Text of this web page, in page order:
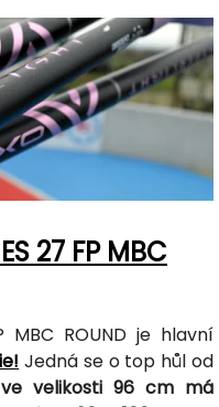
27 FP MBC
MBC ROUND je hlavní
Jedná se o top hůl od
ve velikosti 96 cm má